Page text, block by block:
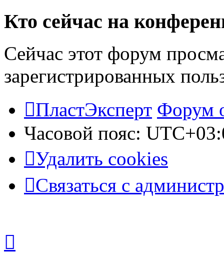
Кто сейчас на
Сейчас этот форум
зарегистрированных
ПластЭксперт Форум
Часовой пояс:
Удалить cookies
Связаться с